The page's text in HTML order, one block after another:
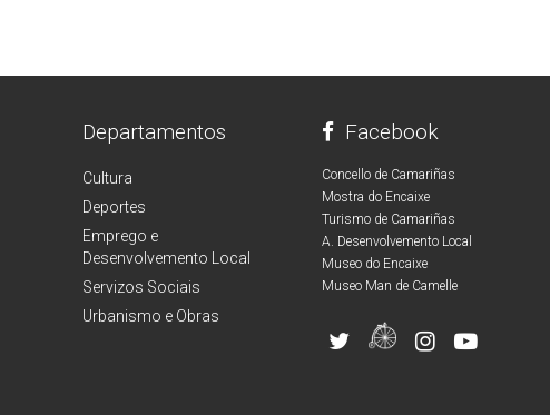
Departamentos
Cultura
Deportes
Emprego e
Desenvolvemento Local
Servizos Sociais
Urbanismo e Obras
Facebook
Concello de Camariñas
Mostra do Encaixe
Turismo de Camariñas
A. Desenvolvemento Local
Museo do Encaixe
Museo Man de Camelle